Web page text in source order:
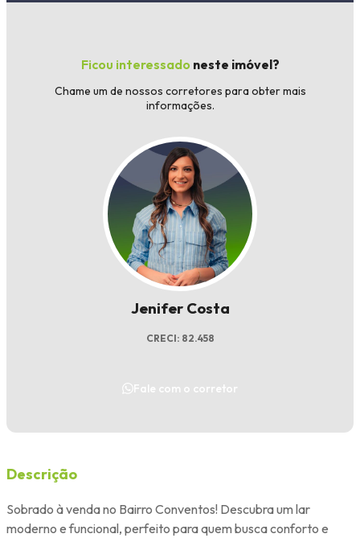
Ficou interessado neste imóvel?
Chame um de nossos corretores para obter mais
informações.
Jenifer Costa
CRECI: 82.458
Fale com o corretor
Descrição
Sobrado à venda no Bairro Conventos! Descubra um lar
moderno e funcional, perfeito para quem busca conforto e